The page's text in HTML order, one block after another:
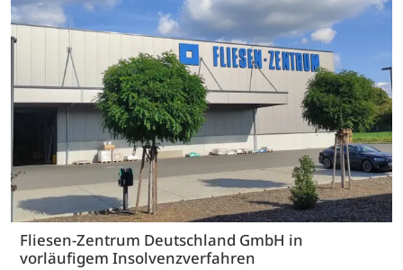
Fliesen-Zentrum Deutschland GmbH in
vorläufigem Insolvenzverfahren